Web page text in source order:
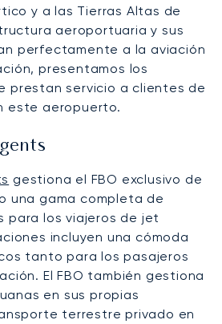
y a las Tierras Altas de
aeroportuaria y sus
perfectamente a la aviación
presentamos los
prestan servicio a clientes de
este aeropuerto.
gestiona el FBO exclusivo de
una gama completa de
para los viajeros de jet
incluyen una cómoda
tanto para los pasajeros
El FBO también gestiona
en sus propias
terrestre privado en